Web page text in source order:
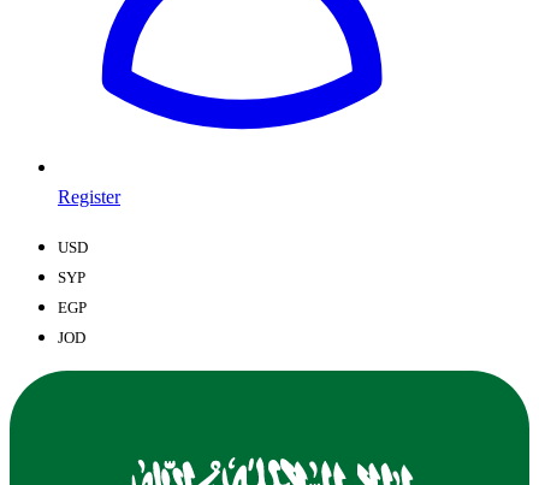
Register
USD
SYP
EGP
JOD